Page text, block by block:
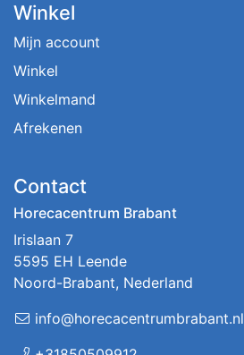
Winkel
Mijn account
Winkel
Winkelmand
Afrekenen
Contact
Horecacentrum Brabant
Irislaan 7
5595 EH Leende
Noord-Brabant, Nederland
info@horecacentrumbrabant.nl